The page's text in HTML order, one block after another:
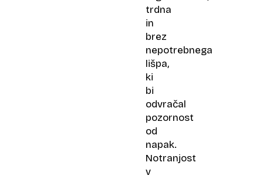
trdna
in
brez
nepotrebnega
lišpa,
ki
bi
odvračal
pozornost
od
napak.
Notranjost
v